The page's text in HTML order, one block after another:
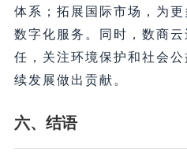
体系；拓展国际市场，为
数字化服务。同时，数商
任，关注环境保护和社会
续发展做出贡献。
六、结语